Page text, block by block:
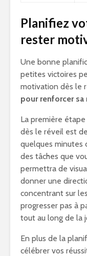
Planifiez
rester
Une bonne
petites victoires
motivation dès le
pour renforcer
La première
dès le réveil est
quelques minutes
des tâches que
permettra de
donner une
concentrant sur
progresser pas à
tout au long de la
En plus de la
célébrer vos